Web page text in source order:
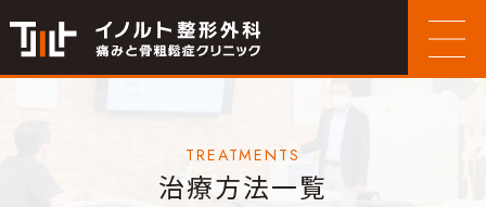
TREATMENTS
治療方法一覧